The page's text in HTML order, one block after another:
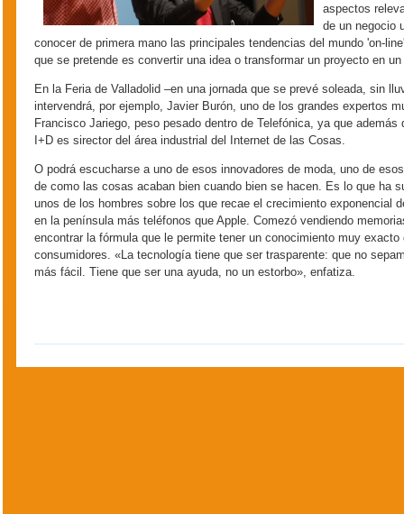
aspectos
de un negocio
conocer de primera mano las principales tendencias del mundo 'on-
que se pretende es convertir una idea o transformar un proyecto en
En la Feria de Valladolid –en una jornada que se prevé soleada, sin
intervendrá, por ejemplo, Javier Burón, uno de los grandes expertos
Francisco Jariego, peso pesado dentro de Telefónica, ya que
I+D es sirector del área industrial del Internet de las Cosas.
O podrá escucharse a uno de esos innovadores de moda, uno de
de como las cosas acaban bien cuando bien se hacen. Es lo que ha
unos de los hombres sobre los que recae el crecimiento exponencial
en la península más teléfonos que Apple. Comezó vendiendo
encontrar la fórmula que le permite tener un conocimiento muy
consumidores. «La tecnología tiene que ser trasparente: que no
más fácil. Tiene que ser una ayuda, no un estorbo», enfatiza.